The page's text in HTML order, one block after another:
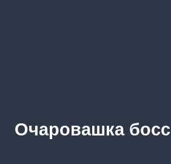
Очаровашка босс